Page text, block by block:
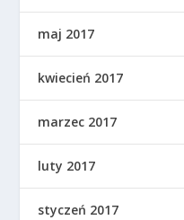
maj 2017
kwiecień 2017
marzec 2017
luty 2017
styczeń 2017